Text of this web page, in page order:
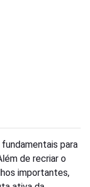
para
de recriar o
importantes,